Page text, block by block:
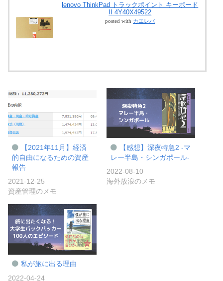
lenovo ThinkPad トラックポイント キーボード
II 4Y40X49522
posted with カエレバ
【2021年11月】経済
的自由になるための資産
報告
2021-12-25
資産管理のメモ
【感想】深夜特急2 -マ
レー半島・シンガポール-
2022-08-10
海外放浪のメモ
私が旅に出る理由
2022-04-24